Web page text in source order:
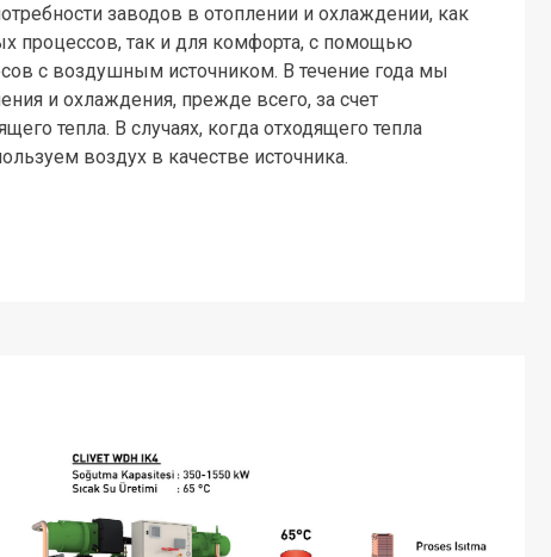
заводов в отоплении и охлаждении, как
процессов, так и для комфорта, с помощью
с воздушным источником. В течение года мы
и охлаждения, прежде всего, за счет
тепла. В случаях, когда отходящего тепла
воздух в качестве источника.